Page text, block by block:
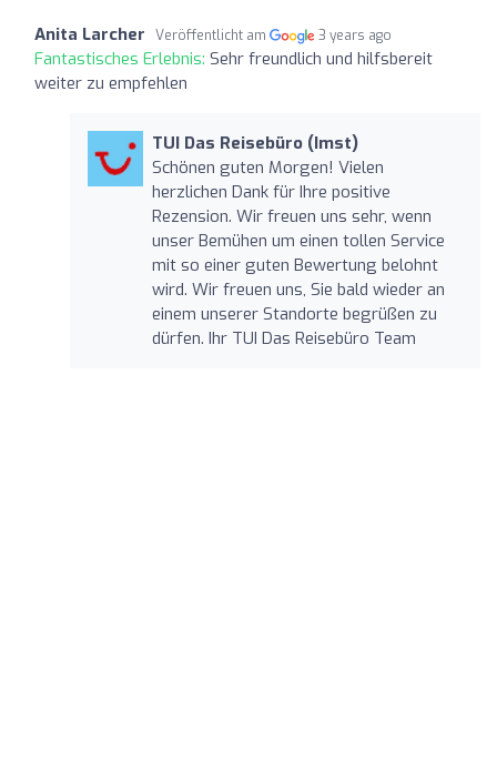
Anita Larcher Veröffentlicht am 3 years ago
Fantastisches Erlebnis: Sehr freundlich und hilfsbereit
weiter zu empfehlen
TUI Das Reisebüro (Imst)
Schönen guten Morgen! Vielen
herzlichen Dank für Ihre positive
Rezension. Wir freuen uns sehr, wenn
unser Bemühen um einen tollen Service
mit so einer guten Bewertung belohnt
wird. Wir freuen uns, Sie bald wieder an
einem unserer Standorte begrüßen zu
dürfen. Ihr TUI Das Reisebüro Team